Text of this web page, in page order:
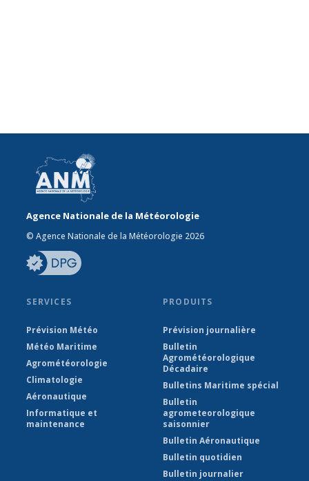
Agence Nationale de la Météorologie
© Agence Nationale de la Météorologie 2026
SERVICES
Prévision Météo
Météo Maritime
Agrométéorologie
Climatologie
Aéronautique
Informatique et
maintenance
PRODUITS
Prévision journalière
Bulletin
Agrométéorologique
Décadaire
Bulletins Maritime spécial
Bulletin
agrometeorologique
saisonnier
Bulletin Aéronautique
Bulletin quotidien
Bulletin journalier